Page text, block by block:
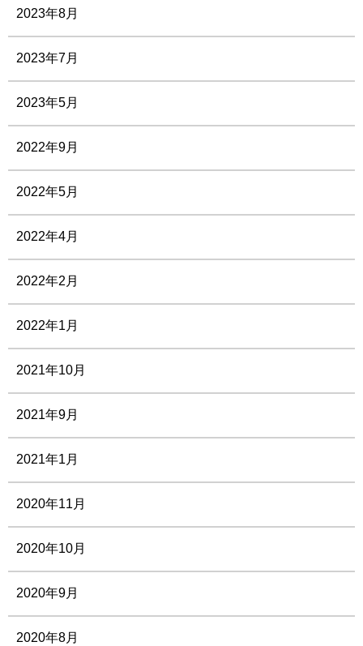
2023年8月
2023年7月
2023年5月
2022年9月
2022年5月
2022年4月
2022年2月
2022年1月
2021年10月
2021年9月
2021年1月
2020年11月
2020年10月
2020年9月
2020年8月